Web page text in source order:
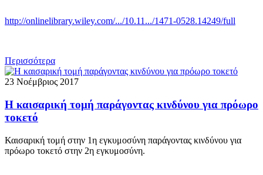
http://onlinelibrary.wiley.com/.../10.11.../1471-0528.14249/full
Περισσότερα
23 Νοέμβριος 2017
Η καισαρική τομή παράγοντας κινδύνου για πρόωρο
τοκετό
Καισαρική τομή στην 1η εγκυμοσύνη παράγοντας κινδύνου για
πρόωρο τοκετό στην 2η εγκυμοσύνη.